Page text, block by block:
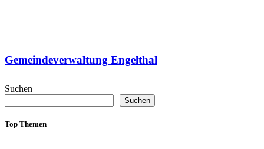
Gemeindeverwaltung Engelthal
Suchen
Suchen
Top Themen